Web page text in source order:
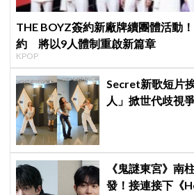
THE BOYZ簽約新廠牌續團體活動
約 將以9人體制重啟新篇章
KPOP
Secret新歌短片
人」掀世代歧視
《鬼謎東宮》南
發！接連接下《